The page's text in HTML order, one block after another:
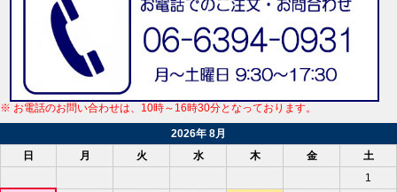
※ お電話のお問い合わせは、10時～16時30分となっております。
2026年 8月
日
月 火 水 木 金
土
1